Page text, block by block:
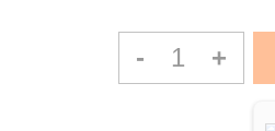
- +